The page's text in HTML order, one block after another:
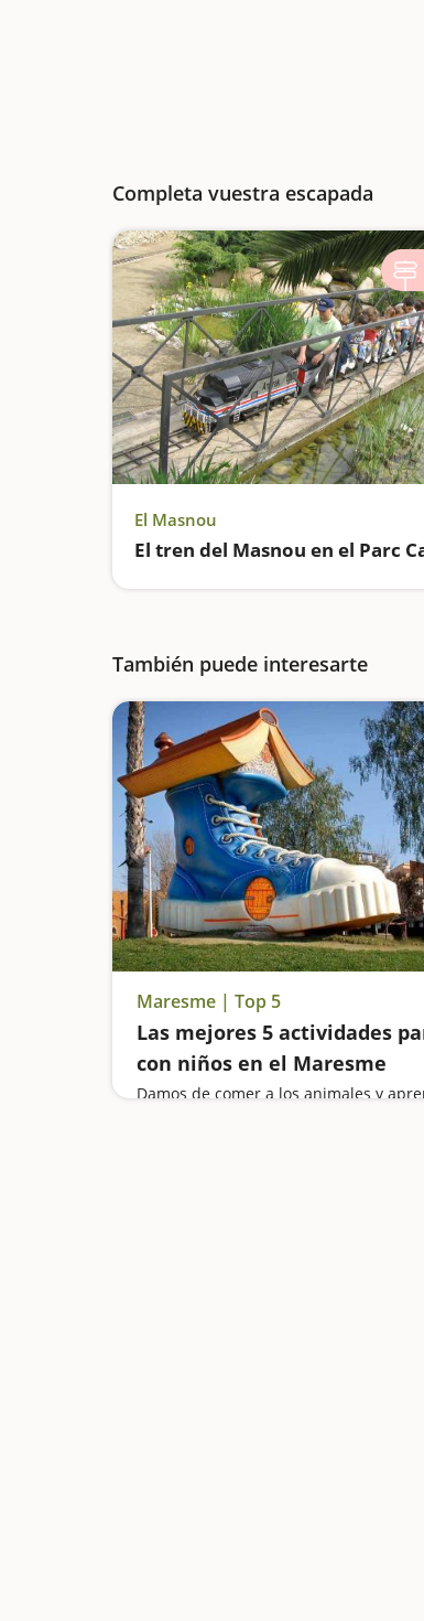
Completa vuestra escapada
El Masnou
El tren del Masnou en el Parc
También puede interesarte
Maresme | Top 5
Las mejores 5 actividades
con niños en el Maresme